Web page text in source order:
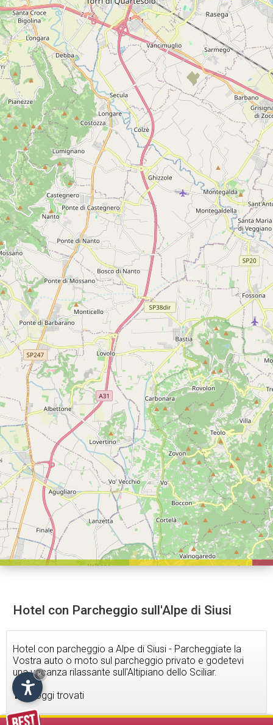
Hotel con Parcheggio sull'Alpe di Siusi
Hotel con parcheggio a Alpe di Siusi - Parcheggiate la
Vostra auto o moto sul parcheggio privato e godetevi
una vacanza rilassante sull'Altipiano dello Sciliar.
16 alloggi trovati
×